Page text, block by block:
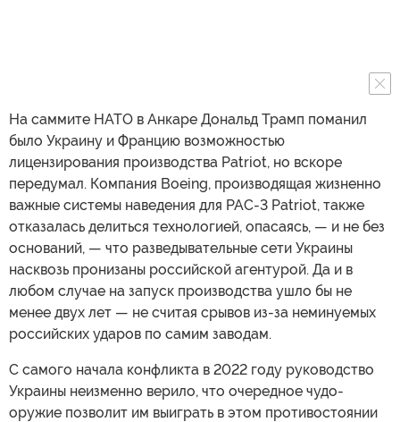
На саммите НАТО в Анкаре Дональд Трамп поманил
было Украину и Францию возможностью
лицензирования производства Patriot, но вскоре
передумал. Компания Boeing, производящая жизненно
важные системы наведения для PAC-3 Patriot, также
отказалась делиться технологией, опасаясь, — и не без
оснований, — что разведывательные сети Украины
насквозь пронизаны российской агентурой. Да и в
любом случае на запуск производства ушло бы не
менее двух лет — не считая срывов из-за неминуемых
российских ударов по самим заводам.
С самого начала конфликта в 2022 году руководство
Украины неизменно верило, что очередное чудо-
оружие позволит им выиграть в этом противостоянии